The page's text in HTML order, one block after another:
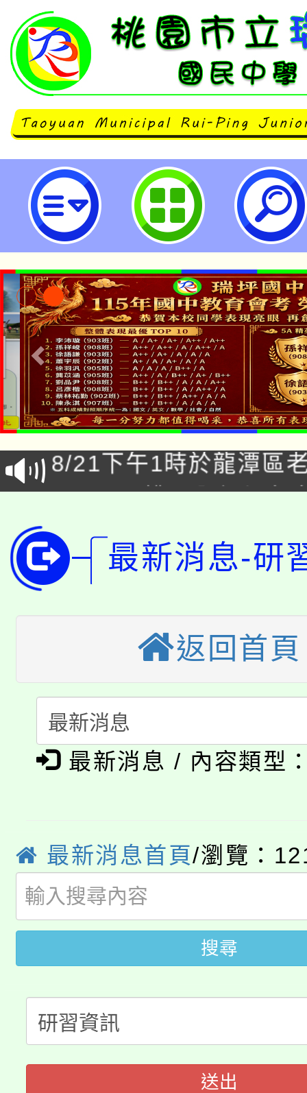
114學年度「媒體素養教案得獎經
動-桃園市立瑞坪國民中學
「本色祭」8/29、30在
場熱烈登場!
8/21下午1時於龍潭區
徵才活動。
YOUNG桃局內行報名
局官網。
開!
115年桃園市運動會8/
桃園市低收入戶享有免
視費優惠，中低收入戶
半價優惠，詳情可洽有
者。
大園自造教育及科技
份教師增能研習
大溪自造教育及科技
份教師研習
淨零綠生活教案入校路
會
115年食農教育專業人
程
「本色祭」8/29、30在
局官網。
8月14至27日，桃園電
開!
115年桃園市運動會8/
田徑場及游泳池舉行。
桃園市低收入戶享有免
視費優惠，中低收入戶
半價優惠，詳情可洽有
者。
大園自造教育及科技中
份教師增能研習
大溪自造教育及科技中
份教師研習
淨零綠生活教案入校路
115年食農教育專業人
最新消息-研
返回首頁
最新消息 / 內容類型
最新消息首頁/瀏覽：
搜尋
送出